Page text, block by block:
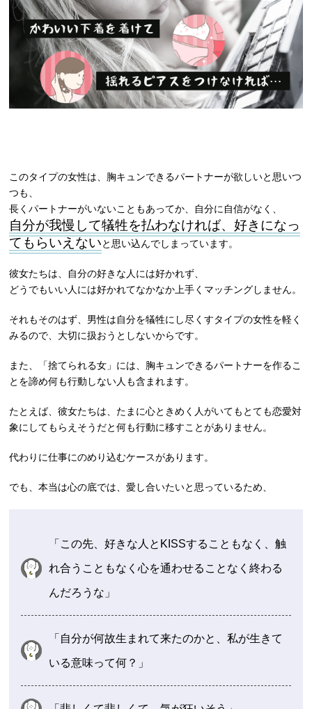
このタイプの女性は、胸キュンできるパートナーが欲しいと思いつ
つも、
長くパートナーがいないこともあってか、自分に自信がなく、
自分が我慢して犠牲を払わなければ、好きになっ
てもらいえないと思い込んでしまっています。
彼女たちは、自分の好きな人には好かれず、
どうでもいい人には好かれてなかなか上手くマッチングしません。
それもそのはず、男性は自分を犠牲にし尽くすタイプの女性を軽く
みるので、大切に扱おうとしないからです。
また、「捨てられる女」には、胸キュンできるパートナーを作るこ
とを諦め何も行動しない人も含まれます。
たとえば、彼女たちは、たまに心ときめく人がいてもとても恋愛対
象にしてもらえそうだと何も行動に移すことがありません。
代わりに仕事にのめり込むケースがあります。
でも、本当は心の底では、愛し合いたいと思っているため、
「この先、好きな人とKISSすることもなく、触
れ合うこともなく心を通わせることなく終わる
んだろうな」
「自分が何故生まれて来たのかと、私が生きて
いる意味って何？」